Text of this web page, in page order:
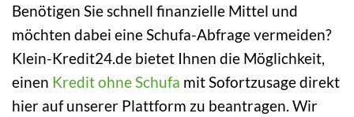
Benötigen Sie schnell finanzielle Mittel und
möchten dabei eine Schufa-Abfrage vermeiden?
Klein-Kredit24.de bietet Ihnen die Möglichkeit,
einen Kredit ohne Schufa mit Sofortzusage direkt
hier auf unserer Plattform zu beantragen. Wir